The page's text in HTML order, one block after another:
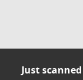
Just scanned